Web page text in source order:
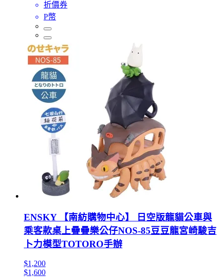
折價券
P幣
ENSKY 【南紡購物中心】 日空版龍貓公車與
乘客款桌上疊疊樂公仔NOS-85豆豆龍宮崎駿吉
卜力模型TOTORO手辦
$1,200
$1,600